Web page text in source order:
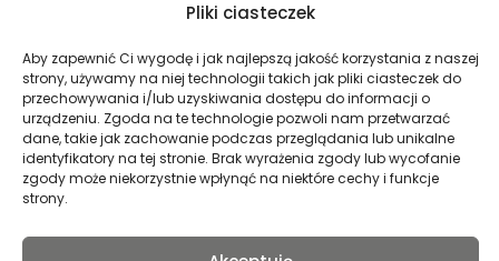
Pliki ciasteczek
Aby zapewnić Ci wygodę i jak najlepszą jakość korzystania z naszej
strony, używamy na niej technologii takich jak pliki ciasteczek do
przechowywania i/lub uzyskiwania dostępu do informacji o
urządzeniu. Zgoda na te technologie pozwoli nam przetwarzać
dane, takie jak zachowanie podczas przeglądania lub unikalne
identyfikatory na tej stronie. Brak wyrażenia zgody lub wycofanie
zgody może niekorzystnie wpłynąć na niektóre cechy i funkcje
strony.
Polityka prywatności
Mapa strony
Profil Archiwa Państwowe w
Profil Archiwa Państwowe
Profil Archiwa
Profil Archiwa